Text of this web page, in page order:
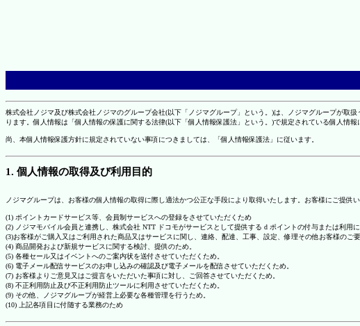
株式会社ノジマ及び株式会社ノジマのグループ会社(以下「ノジマグループ」という。)は、ノジマグループが
ります。個人情報は「個人情報の保護に関する法律(以下「個人情報保護法」という。)で規定されている個人情
尚、本個人情報保護方針に規定されていない事項につきましては、「個人情報保護法」に従います。
1. 個人情報の取得及び利用目的
ノジマグループは、お客様の個人情報の取得に際し適法かつ公正な手段により取得いたします。お客様にご提
(1) ポイントカードサービス等、会員制サービスへの登録をさせていただくため
(2) ノジマモバイル会員と連携し、株式会社 NTT ドコモがサービスとして提供する d ポイントの付与または利用
(3)お客様がご購入又はご利用された商品又はサービスに関し、連絡、配達、工事、設定、修理その他お客様のご
(4) 商品開発および新規サービスに関する検討、提供のため。
(5) 各種セール又はイベントへのご案内状を送付させていただくため。
(6) 電子メール配信サービスのお申し込みの確認及び電子メールを配信させていただくため。
(7) お客様よりご意見又はご提言をいただいた事項に対し、ご回答させていただくため。
(8) 不正利用防止及び不正利用防止ツールに利用させていただくため。
(9) その他、ノジマグループが経営上必要な各種管理を行うため。
(10) 上記各項目に付随する業務のため